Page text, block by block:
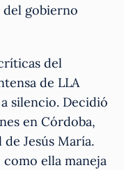
gobierno
del
de LLA
silencio. Decidió
en Córdoba,
Jesús María.
ella maneja